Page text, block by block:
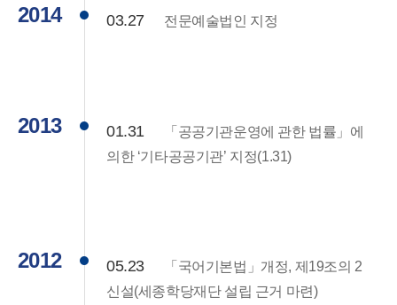
2014 03.27 전문예술법인 지정
2013 01.31
「공공기관운영에 관한 법률」에
의한 ‘기타공공기관’ 지정(1.31)
2012 05.23
「국어기본법」개정, 제19조의 2
신설(세종학당재단 설립 근거 마련)